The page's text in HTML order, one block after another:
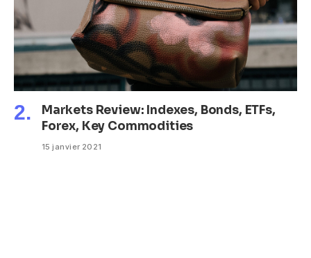
Markets Review: Indexes, Bonds, ETFs,
Forex, Key Commodities
15 janvier 2021